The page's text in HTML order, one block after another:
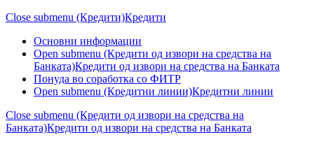
Close submenu (Кредити)Кредити
Основни информации
Open submenu (Кредити од извори на средства на
Банката)Кредити од извори на средства на Банката
Понуда во соработка со ФИТР
Open submenu (Кредитни линии)Кредитни линии
Close submenu (Кредити од извори на средства на
Банката)Кредити од извори на средства на Банката